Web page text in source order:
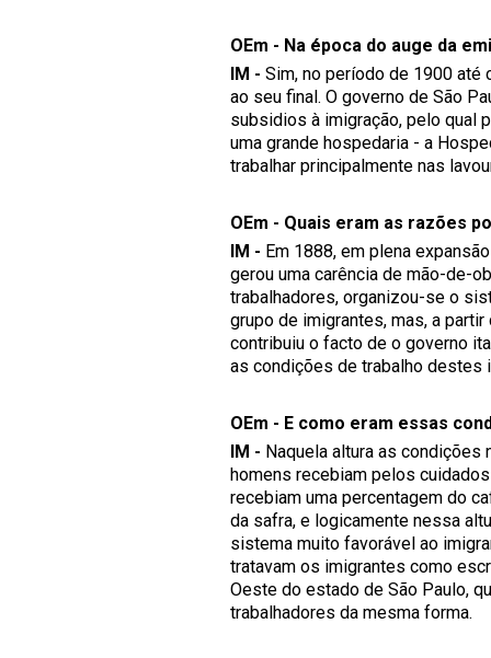
OEm - Na época do auge da
IM - Sim, no período de 1900 até
ao seu final. O governo de São
subsidios à imigração, pelo qual
uma grande hospedaria - a
trabalhar principalmente nas
OEm - Quais eram as razões
IM - Em 1888, em plena
gerou uma carência de mão-de-
trabalhadores, organizou-se o
grupo de imigrantes, mas, a
contribuiu o facto de o governo
as condições de trabalho destes
OEm - E como eram essas
IM - Naquela altura as condições
homens recebiam pelos
recebiam uma percentagem do
da safra, e logicamente nessa
sistema muito favorável ao
tratavam os imigrantes como
Oeste do estado de São Paulo,
trabalhadores da mesma forma.